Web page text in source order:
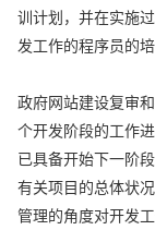
训计划，并在实施
发工作的程序员的
政府网站建设复审
个开发阶段的工作
已具备开始下一阶
有关项目的总体状
管理的角度对开发